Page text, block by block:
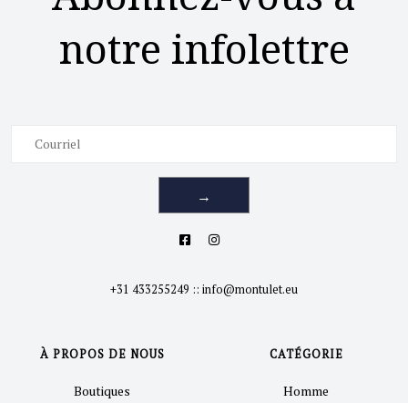
notre infolettre
→
+31 433255249 :: info@montulet.eu
À PROPOS DE NOUS
Boutiques
CATÉGORIE
Homme